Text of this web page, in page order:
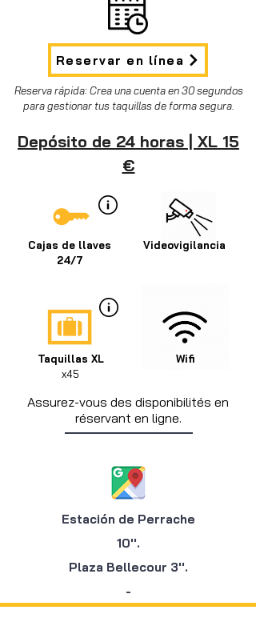
Reservar en línea
Reserva rápida: Crea una cuenta en 30 segundos
para gestionar tus taquillas de forma segura.
Depósito de 24 horas | XL 15
€
Cajas de llaves
24/7
Taquillas XL
x45
Videovigilancia
Wifi
Assurez-vous des disponibilités en
réservant en ligne.
Estación de Perrache
10''.
Plaza Bellecour 3''.
-